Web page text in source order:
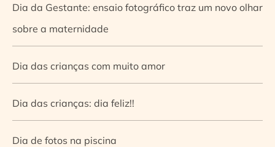
Dia da Gestante: ensaio fotográfico traz um novo olhar
sobre a maternidade
Dia das crianças com muito amor
Dia das crianças: dia feliz!!
Dia de fotos na piscina